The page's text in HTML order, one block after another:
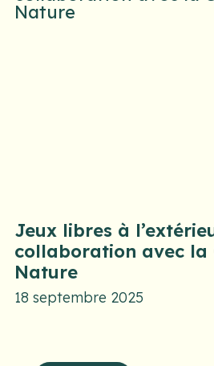
Jeux libres à
collaboration avec la
Nature
18 septembre 2025